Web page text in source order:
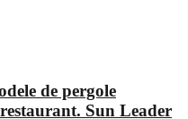
de pergole
Sun Leader